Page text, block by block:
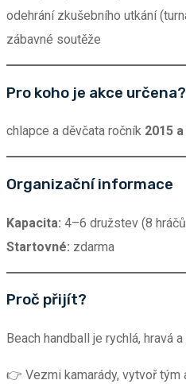
odehrání zkušebního utkání
zábavné soutěže
Pro koho je akce určena?
chlapce a děvčata ročník 2015
Organizační informace
Kapacita: 4–6 družstev (8
Startovné: zdarma
Proč přijít?
Beach handball je rychlá, hravá
👉 Vezmi kamarády, vytvoř